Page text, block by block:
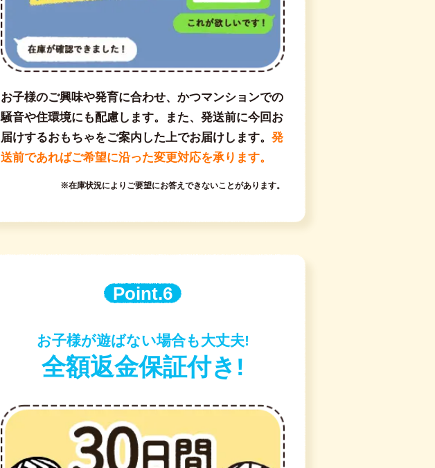
お子様のご興味や発育に合わせ、かつマンションでの
騒音や住環境にも配慮します。また、発送前に今回お
届けするおもちゃをご案内した上でお届けします。 発
送前であればご希望に沿った変更対応を承ります。
※在庫状況によりご要望にお答えできないことがあります。
Point.6
お子様が遊ばない場合も大丈夫!
全額返金保証付き!